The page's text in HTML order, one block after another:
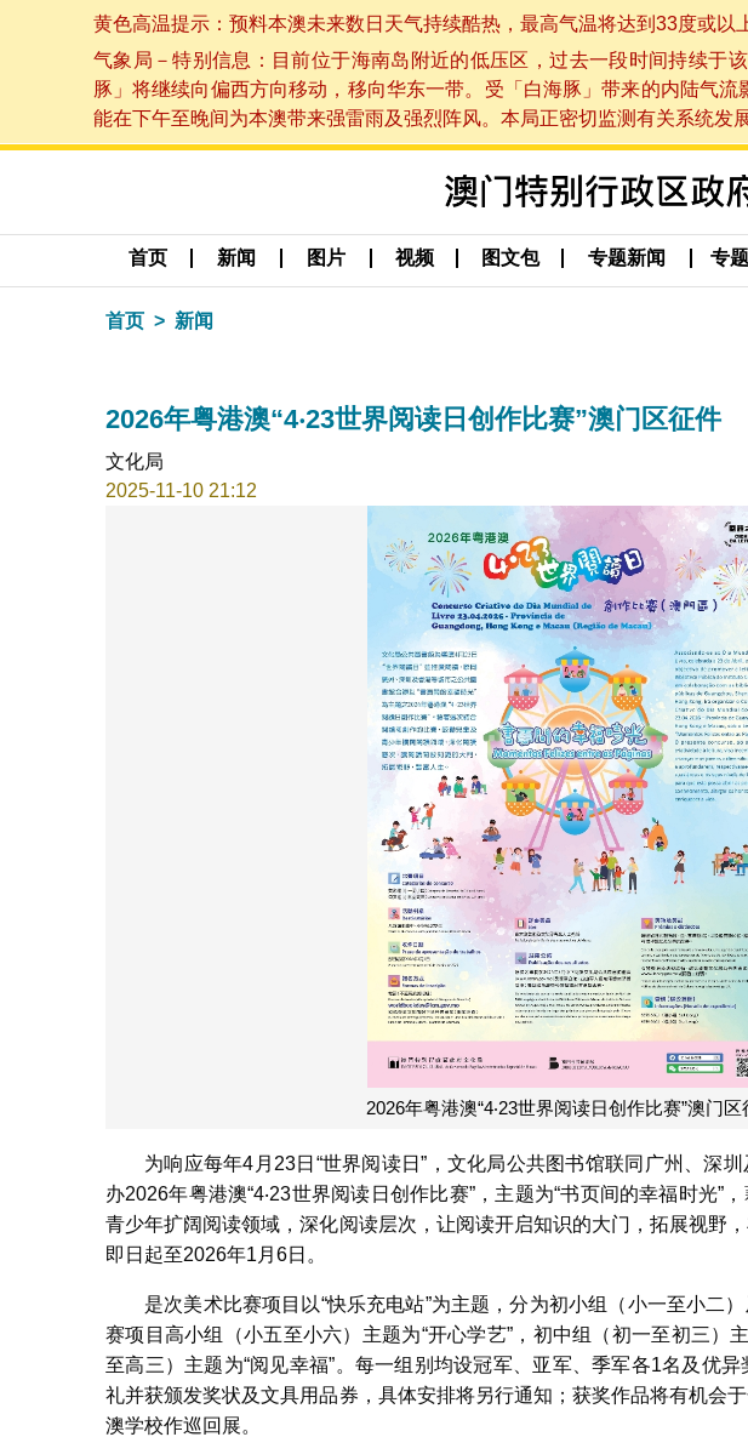
黄色高温提示：预料本澳未来数日天气持续酷热，最高气温将达到33度或
气象局－特别信息：目前位于海南岛附近的低压区，过去一段时间持续于
豚」将继续向偏西方向移动，移向华东一带。受「白海豚」带来的内陆气
能在下午至晚间为本澳带来强雷雨及强烈阵风。本局正密切监测有关系统
首页 新闻 图片 视频 图文包 专题新闻 专
首页 新闻
2026年粤港澳“4‧23世界阅读日创作比赛”澳门区征件
文化局
2025-11-10 21:12
2026年粤港澳“4‧23世界阅读日创作比赛”澳门区
为响应每年4月23日“世界阅读日”，文化局公共图书馆联同广州、深
办2026年粤港澳“4‧23世界阅读日创作比赛”，主题为“书页间的幸福时光”
青少年扩阔阅读领域，深化阅读层次，让阅读开启知识的大门，拓展视野
即日起至2026年1月6日。
是次美术比赛项目以“快乐充电站”为主题，分为初小组（小一至小二
赛项目高小组（小五至小六）主题为“开心学艺”，初中组（初一至初三）
至高三）主题为“阅见幸福”。每一组别均设冠军、亚军、季军各1名及优
礼并获颁发奖状及文具用品券，具体安排将另行通知；获奖作品将有机会
澳学校作巡回展。